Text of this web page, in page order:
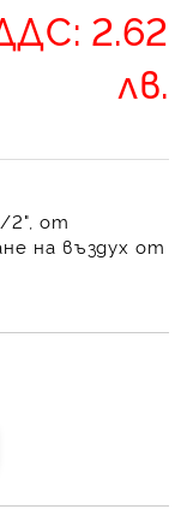
2.62
лв.
2", от
на въздух от